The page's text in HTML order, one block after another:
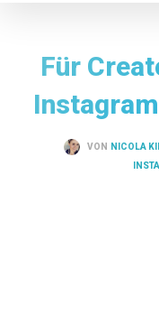
Für
VON NICOLA